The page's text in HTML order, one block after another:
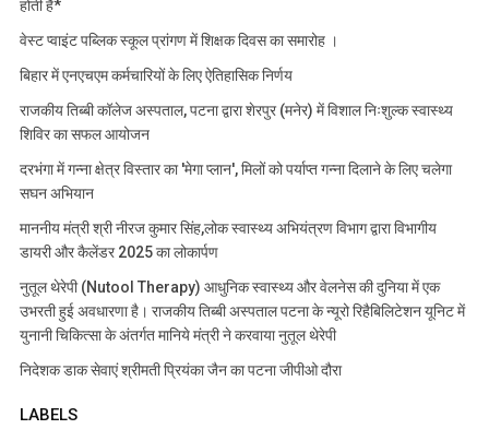
होती है*
वेस्ट प्वाइंट पब्लिक स्कूल प्रांगण में शिक्षक दिवस का समारोह ।
बिहार में एनएचएम कर्मचारियों के लिए ऐतिहासिक निर्णय
राजकीय तिब्बी कॉलेज अस्पताल, पटना द्वारा शेरपुर (मनेर) में विशाल निःशुल्क स्वास्थ्य
शिविर का सफल आयोजन
दरभंगा में गन्ना क्षेत्र विस्तार का 'मेगा प्लान', मिलों को पर्याप्त गन्ना दिलाने के लिए चलेगा
सघन अभियान
माननीय मंत्री श्री नीरज कुमार सिंह,लोक स्वास्थ्य अभियंत्रण विभाग द्वारा विभागीय
डायरी और कैलेंडर 2025 का लोकार्पण
नुतूल थेरेपी (Nutool Therapy) आधुनिक स्वास्थ्य और वेलनेस की दुनिया में एक
उभरती हुई अवधारणा है। राजकीय तिब्बी अस्पताल पटना के न्यूरो रिहैबिलिटेशन यूनिट में
युनानी चिकित्सा के अंतर्गत मानिये मंत्री ने करवाया नुतूल थेरेपी
निदेशक डाक सेवाएं श्रीमती प्रियंका जैन का पटना जीपीओ दौरा
LABELS